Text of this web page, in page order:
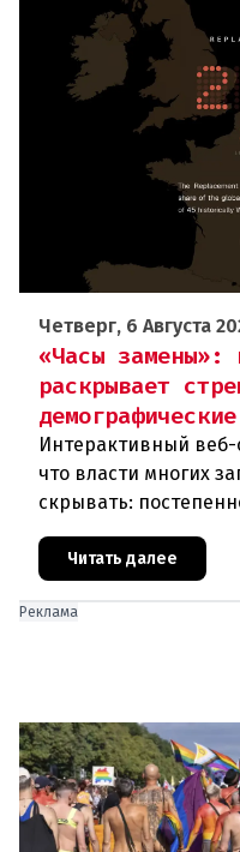
Четверг, 6 Августа
«Часы замены»:
раскрывает
Интерактивный веб-
что власти многих
скрывать:
сокращение
европейского
Читать далее
Реклама